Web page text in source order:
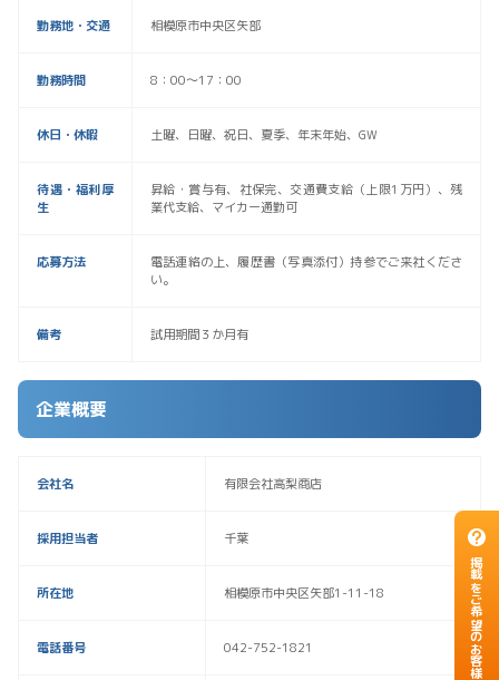
掲載をご希望のお客様
勤務地・交通 相模原市中央区矢部
勤務時間 8：00～17：00
休日・休暇 土曜、日曜、祝日、夏季、年末年始、GW
待遇・福利厚
生
昇給・賞与有、社保完、交通費支給（上限1万円）、残
業代支給、マイカー通勤可
応募方法
電話連絡の上、履歴書（写真添付）持参でご来社くださ
い。
備考 試用期間３か月有
企業概要
会社名 有限会社高梨商店
採用担当者 千葉
所在地 相模原市中央区矢部1-11-18
電話番号 042-752-1821